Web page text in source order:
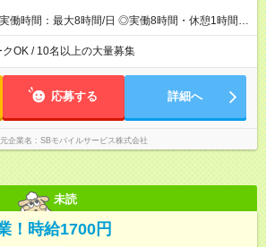
働時間：最大8時間/日 ◎実働8時間・休憩1時間 ◎
5時間程度です
OK / 10名以上の大量募集
応募する 詳細へ
企業名 SBモバイルサービス株式会社
未読
！時給1700円